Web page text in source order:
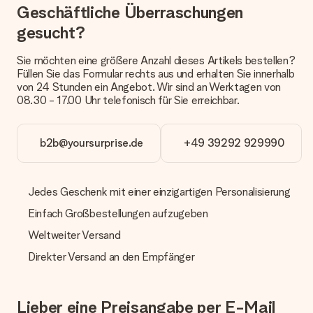
Derzeit können wir (noch) keine verschiedenen Lieferoptionen
anbieten. Das Geschenk, das bestellt wird, wird als Paket oder
Päckchen versendet. Möchtest du wissen, ob es als Paket
oder Päckchen geliefert wird, kontaktiere bitte unseren
Kundenservice.
Zahlung
Wir bieten die folgenden Zahlungsoptionen an: Vorauskasse
mit normaler Überweisung, Sofortüberweisung, Paypal,
Kreditkarte oder auf Rechnung über Klarna. Bei einer
Geschenk empfangen
Was, wenn das Geschenk meine Erwartungen nicht
Sollte das Geschenk wider Erwarten deine Erwartungen nicht
Lösungsvorschlag unterbreitet.
Geschäftliche Überraschungen
gesucht?
Sie möchten eine größere Anzahl dieses Artikels bestellen?
Füllen Sie das Formular rechts aus und erhalten Sie innerhalb
von 24 Stunden ein Angebot. Wir sind an Werktagen von
08.30 - 17.00 Uhr telefonisch für Sie erreichbar.
b2b@yoursurprise.de +49 39292 929990
Jedes Geschenk mit einer einzigartigen Personalisierung
Einfach Großbestellungen aufzugeben
Weltweiter Versand
Direkter Versand an den Empfänger
Lieber eine Preisangabe per E-Mail